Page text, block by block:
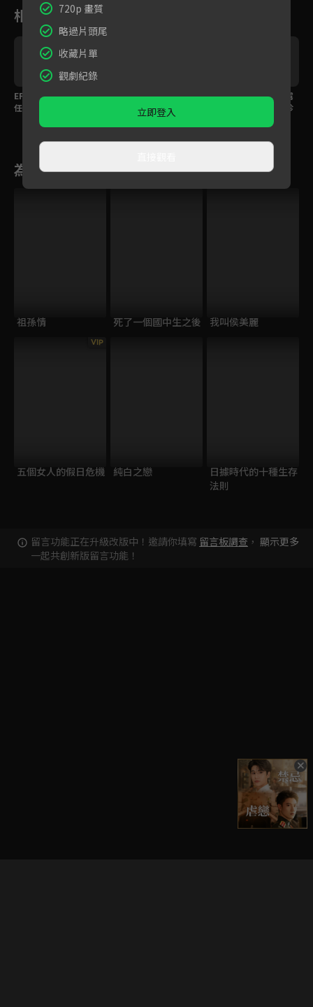
相關花絮
EP306預告｜大川不信
任寶島急簽約，海珍德
EP305預告｜寶島背後
暗算錦繡？芳男主動出
擊宣示主權
EP304預告｜大川、露
露感情持續升溫？海珍
為您推薦
祖孫情 死了一個國中生之後 我叫侯美麗
VIP
五個女人的假日危機 純白之戀
日據時代的十種生存
法則
留言功能正在升級改版中！邀請你填寫 留言板調查 ，
一起共創新版留言功能！
顯示更多
720p 畫質
略過片頭尾
收藏片單
觀劇紀錄
立即登入